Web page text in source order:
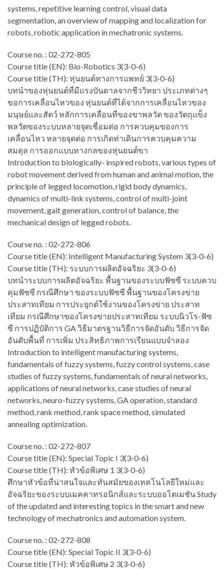
systems, repetitive learning control, visual data
segmentation, an overview of mapping and localization for
robots, robotic application in mechatronic systems.
Course no. : 02-272-805
Course title (EN): Bio-Robotics 3(3-0-6)
Course title (TH): หุ่นยนต์ทางการแพทย์ 3(3-0-6)
บทนำของหุ่นยนต์ที่มีแรงบันดาลจากชีววิทยา ประเภทต่างๆ
ขอการเคลื่อนไหวของ หุ่นยนต์ที่ได้จากการเคลื่อนไหวของ
มนุษย์และสัตว์ หลักการเคลื่อนที่ของขาพลวัต ของวัตถุแข็ง
พลวัตของระบบหลายจุดเชื่อมต่อ การควบคุมของการ
เคลื่อนไหว หลายจุดต่อ การเกิดท่าเดินการควบคุมความ
สมดุล การออกแบบทางกลของหุ่นยนต์ขา
Introduction to biologically- inspired robots, various types of
robot movement derived from human and animal motion, the
principle of legged locomotion, rigid body dynamics,
dynamics of multi-link systems, control of multi-joint
movement, gait generation, control of balance, the
mechanical design of legged robots.
Course no. : 02-272-806
Course title (EN): Intelligent Manufacturing System 3(3-0-6)
Course title (TH): ระบบการผลิตอัจฉริยะ 3(3-0-6)
บทนำระบบการผลิตอัจฉริยะ พื้นฐานของระบบฟัซซี ระบบควบ
คุมฟัซซี กรณีศึกษา ของระบบฟัซซี พื้นฐานของโครงข่าย
ประสาทเทียม การประยุกต์ใช้งานของโครงข่าย ประสาท
เทียม กรณีศึกษาของโครงข่ายประสาทเทียม ระบบนิวโร-ฟัซ
ซี การปฏิบัติการ GA วิธีมาตรฐานวิธีการจัดอันดับ วิธีการจัด
อันดับพื้นที่ การเพิ่ม ประสิทธิภาพการเรียนแบบจำลอง
Introduction to intelligent manufacturing systems,
fundamentals of fuzzy systems, fuzzy control systems, case
studies of fuzzy systems, fundamentals of neural networks,
applications of neural networks, case studies of neural
networks, neuro-fuzzy systems, GA operation, standard
method, rank method, rank space method, simulated
annealing optimization.
Course no. : 02-272-807
Course title (EN): Special Topic I 3(3-0-6)
Course title (TH): หัวข้อพิเศษ 1 3(3-0-6)
ศึกษาหัวข้อที่น่าสนใจและทันสมัยของเทคโนโลยีใหม่และ
อัจฉริยะของระบบเมคคาทรอนิกส์และระบบออโตเมชัน Study
of the updated and interesting topics in the smart and new
technology of mechatronics and automation system.
Course no. : 02-272-808
Course title (EN): Special Topic II 3(3-0-6)
Course title (TH): หัวข้อพิเศษ 2 3(3-0-6)